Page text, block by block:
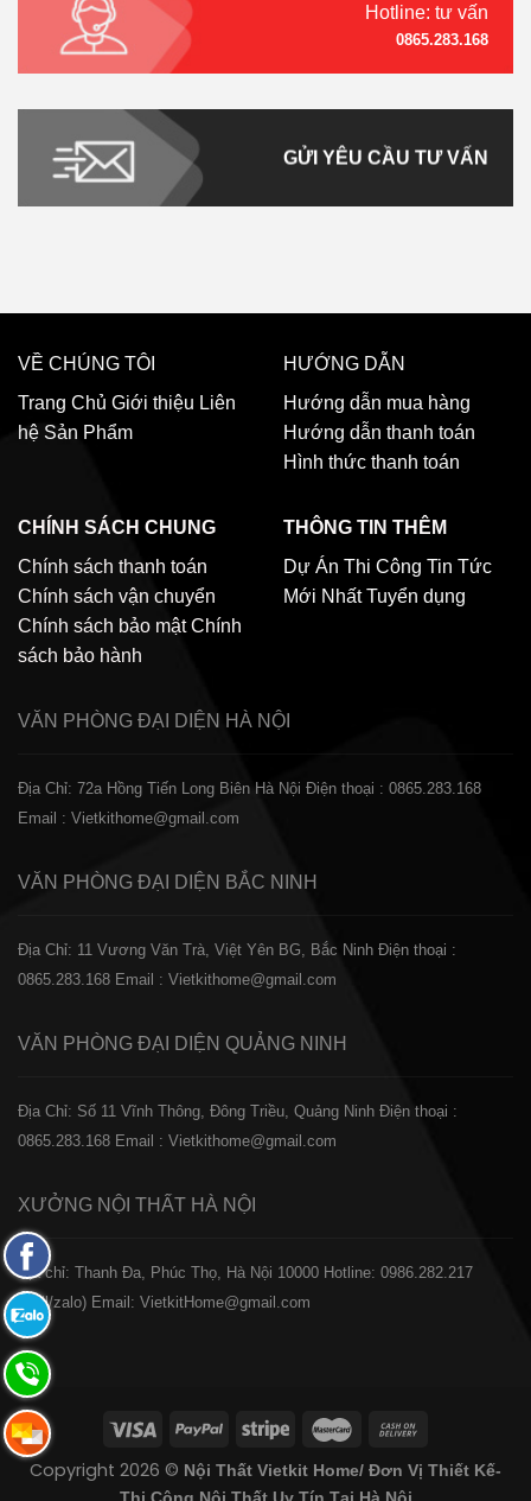
Hotline: tư vấn
0865.283.168
GỬI YÊU CẦU TƯ VẤN
VỀ CHÚNG TÔI
Trang Chủ Giới thiệu Liên
hệ Sản Phẩm
HƯỚNG DẪN
Hướng dẫn mua hàng
Hướng dẫn thanh toán
Hình thức thanh toán
CHÍNH SÁCH CHUNG
Chính sách thanh toán
Chính sách vận chuyển
Chính sách bảo mật Chính
sách bảo hành
THÔNG TIN THÊM
Dự Án Thi Công Tin Tức
Mới Nhất Tuyển dụng
VĂN PHÒNG ĐẠI DIỆN HÀ NỘI
Địa Chỉ: 72a Hồng Tiến Long Biên Hà Nội Điện thoại : 0865.283.168
Email : Vietkithome@gmail.com
VĂN PHÒNG ĐẠI DIỆN BẮC NINH
Địa Chỉ: 11 Vương Văn Trà, Việt Yên BG, Bắc Ninh Điện thoại :
0865.283.168 Email : Vietkithome@gmail.com
VĂN PHÒNG ĐẠI DIỆN QUẢNG NINH
Địa Chỉ: Số 11 Vĩnh Thông, Đông Triều, Quảng Ninh Điện thoại :
0865.283.168 Email : Vietkithome@gmail.com
XƯỞNG NỘI THẤT HÀ NỘI
️Địa chỉ: Thanh Đa, Phúc Thọ, Hà Nội 10000 Hotline: 0986.282.217
(Call/zalo) Email: VietkitHome@gmail.com
Copyright 2026 © Nội Thất Vietkit Home/ Đơn Vị Thiết Kế-
Fanpage
Facebook
Zalo:
0865.283.168
Hotline:
0865.283.168
Hotline:
0865.283.168